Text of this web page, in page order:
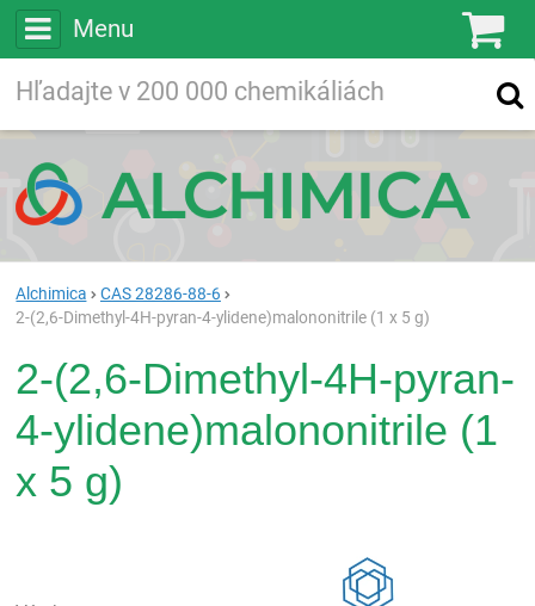
Menu
Vyhľadávanie
Alchimica
CAS 28286-88-6
2-(2,6-Dimethyl-4H-pyran-4-ylidene)malononitrile (1 x 5 g)
2-(2,6-Dimethyl-4H-pyran-
4-ylidene)malononitrile (1
x 5 g)